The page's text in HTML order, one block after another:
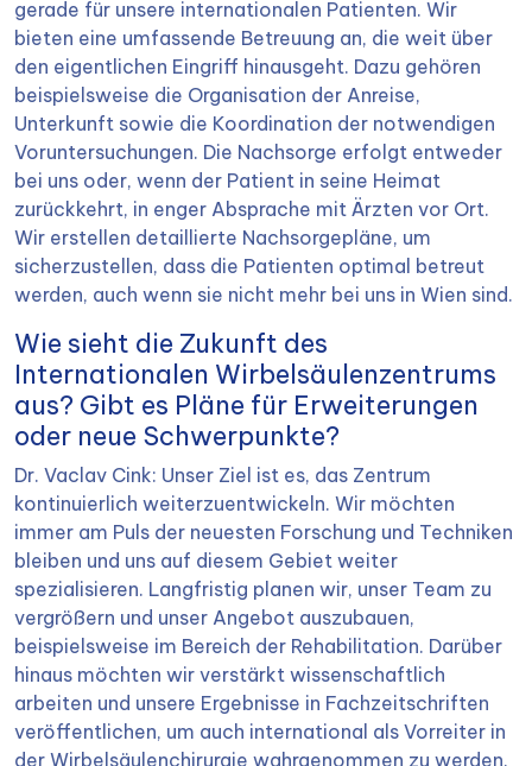
gerade für unsere internationalen Patienten. Wir
bieten eine umfassende Betreuung an, die weit über
den eigentlichen Eingriff hinausgeht. Dazu gehören
beispielsweise die Organisation der Anreise,
Unterkunft sowie die Koordination der notwendigen
Voruntersuchungen. Die Nachsorge erfolgt entweder
bei uns oder, wenn der Patient in seine Heimat
zurückkehrt, in enger Absprache mit Ärzten vor Ort.
Wir erstellen detaillierte Nachsorgepläne, um
sicherzustellen, dass die Patienten optimal betreut
werden, auch wenn sie nicht mehr bei uns in Wien sind.
Wie sieht die Zukunft des
Internationalen Wirbelsäulenzentrums
aus? Gibt es Pläne für Erweiterungen
oder neue Schwerpunkte?
Dr. Vaclav Cink: Unser Ziel ist es, das Zentrum
kontinuierlich weiterzuentwickeln. Wir möchten
immer am Puls der neuesten Forschung und Techniken
bleiben und uns auf diesem Gebiet weiter
spezialisieren. Langfristig planen wir, unser Team zu
vergrößern und unser Angebot auszubauen,
beispielsweise im Bereich der Rehabilitation. Darüber
hinaus möchten wir verstärkt wissenschaftlich
arbeiten und unsere Ergebnisse in Fachzeitschriften
veröffentlichen, um auch international als Vorreiter in
der Wirbelsäulenchirurgie wahrgenommen zu werden.